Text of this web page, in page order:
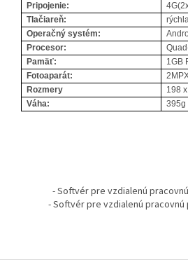
Pripojenie:
Tlačiareň:
Operačný systém:
Procesor:
Pamäť:
1GB
Fotoaparát:
Rozmery
198
Váha:
395g
e
- Softvér pre vzdialenú
- Softvér pre vzdialenú pracovnú